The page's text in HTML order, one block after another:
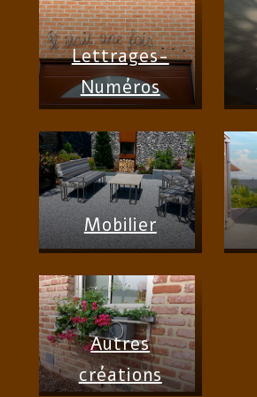
Lettrages-
Numéros
Mobilier
Autres
créations